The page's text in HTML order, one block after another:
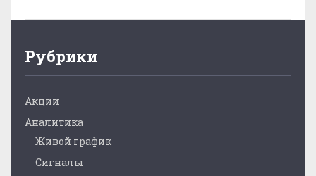
Рубрики
Акции
Аналитика
Живой график
Сигналы